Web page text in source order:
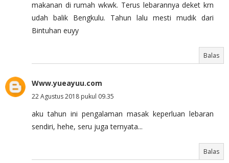
makanan di rumah wkwk. Terus lebarannya deket krn
udah balik Bengkulu. Tahun lalu mesti mudik dari
Bintuhan euyy
Balas
Www.yueayuu.com
22 Agustus 2018 pukul 09.35
aku tahun ini pengalaman masak keperluan lebaran
sendiri, hehe, seru juga ternyata...
Balas